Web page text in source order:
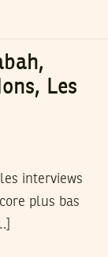
Les
interviews
plus bas